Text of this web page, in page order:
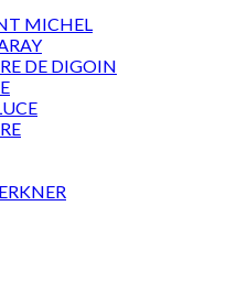
MICHEL
DE DIGOIN